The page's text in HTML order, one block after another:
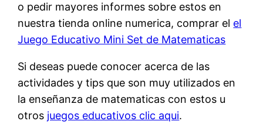
o pedir mayores informes sobre estos en
nuestra tienda online numerica, comprar el el
Juego Educativo Mini Set de Matematicas
Si deseas puede conocer acerca de las
actividades y tips que son muy utilizados en
la enseñanza de matematicas con estos u
otros juegos educativos clic aqui.